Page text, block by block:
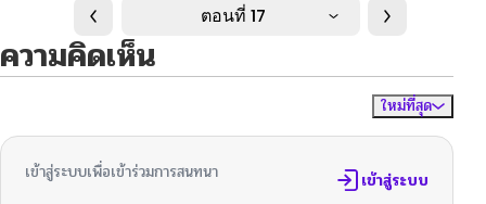
ตอนที่ 17
ความคิดเห็น
ใหม่ที่สุด
เข้าสู่ระบบเพื่อเข้าร่วมการสนทนา เข้าสู่ระบบ